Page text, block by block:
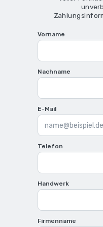
Vorname
Nachname
E-Mail
Telefon
Handwerk
Firmenname